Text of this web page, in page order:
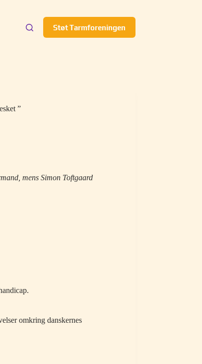
Støt Tarmforeningen
”
mens Simon Toftgaard
omkring danskernes